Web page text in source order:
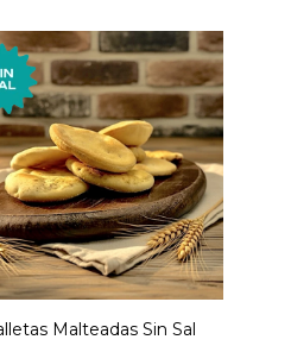
Las clásicas galletas
malteadas de toda
nuestra vida sin sal.
Malteadas Sin Sal